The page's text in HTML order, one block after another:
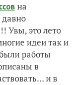
заряде" с
на
Увы, это лето
идеи так и
работы
в
и в